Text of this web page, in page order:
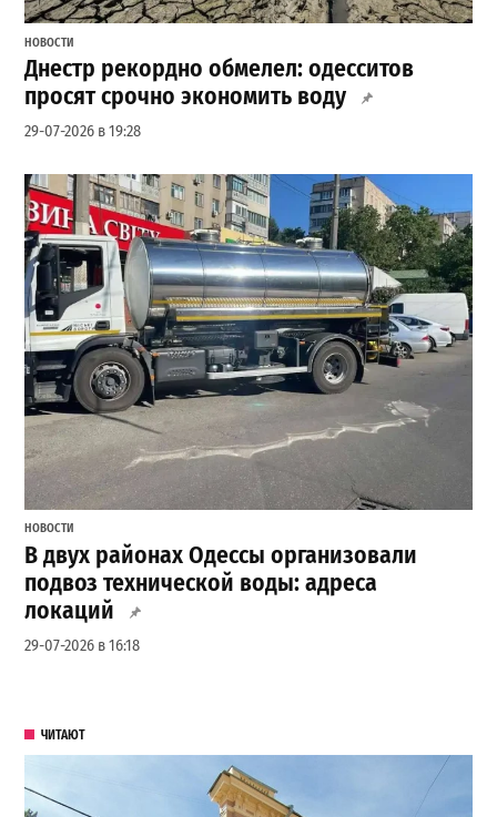
НОВОСТИ
Днестр рекордно обмелел: одесситов
просят срочно экономить воду
29-07-2026 в 19:28
НОВОСТИ
В двух районах Одессы организовали
подвоз технической воды: адреса
локаций
29-07-2026 в 16:18
ЧИТАЮТ